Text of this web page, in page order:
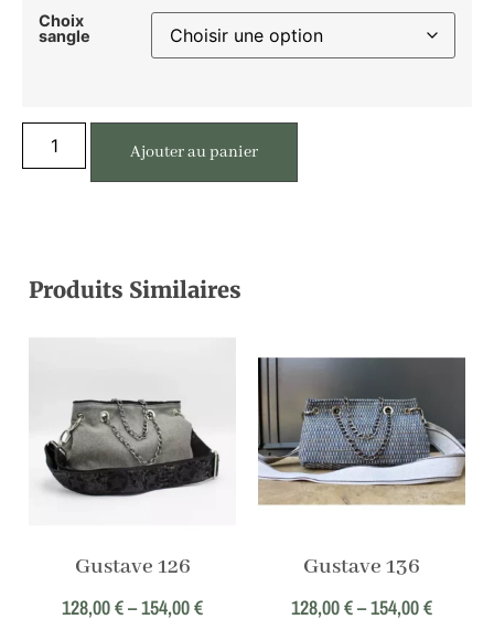
Choix
sangle
Ajouter au panier
Produits Similaires
Gustave 126
128,00€–154,00€
Gustave 136
128,00€–154,00€